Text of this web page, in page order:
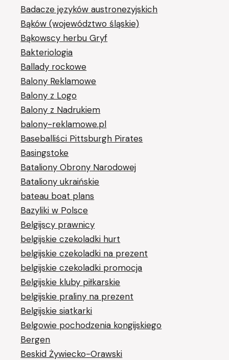
Badacze języków austronezyjskich
Bąków (województwo śląskie)
Bąkowscy herbu Gryf
Bakteriologia
Ballady rockowe
Balony Reklamowe
Balony z Logo
Balony z Nadrukiem
balony-reklamowe.pl
Baseballiści Pittsburgh Pirates
Basingstoke
Bataliony Obrony Narodowej
Bataliony ukraińskie
bateau boat plans
Bazyliki w Polsce
Belgijscy prawnicy
belgijskie czekoladki hurt
belgijskie czekoladki na prezent
belgijskie czekoladki promocja
Belgijskie kluby piłkarskie
belgijskie praliny na prezent
Belgijskie siatkarki
Belgowie pochodzenia kongijskiego
Bergen
Beskid Żywiecko-Orawski